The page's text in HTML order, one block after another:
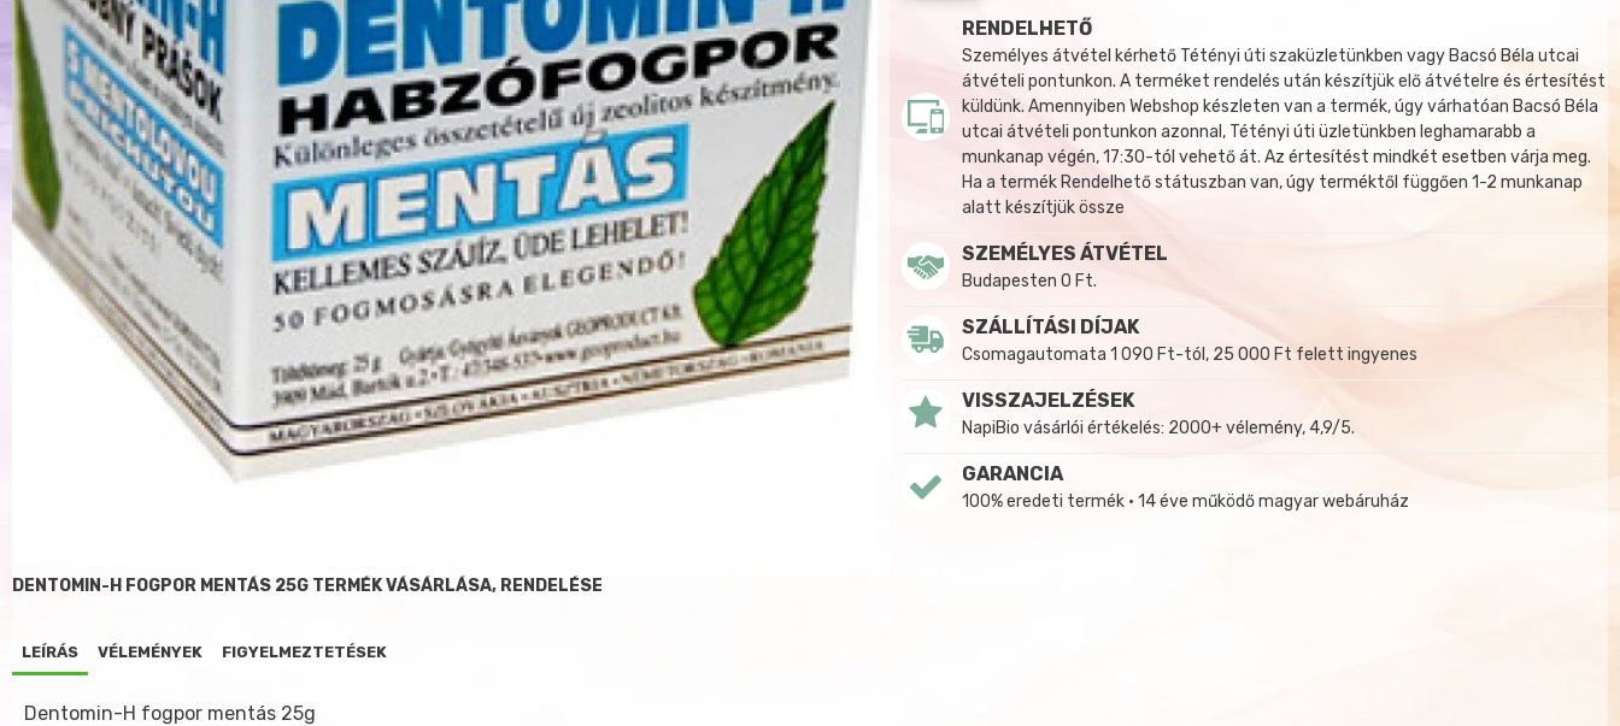
RENDELHETŐ
Személyes átvétel kérhető Tétényi úti szaküzletünkben vagy Bacsó Béla utcai
átvételi pontunkon. A terméket rendelés után készítjük elő átvételre és értesítést
küldünk. Amennyiben Webshop készleten van a termék, úgy várhatóan Bacsó Béla
utcai átvételi pontunkon azonnal, Tétényi úti üzletünkben leghamarabb a
munkanap végén, 17:30-tól vehető át. Az értesítést mindkét esetben várja meg.
Ha a termék Rendelhető státuszban van, úgy terméktől függően 1-2 munkanap
alatt készítjük össze
SZEMÉLYES ÁTVÉTEL
Budapesten 0 Ft.
SZÁLLÍTÁSI DÍJAK
Csomagautomata 1 090 Ft-tól, 25 000 Ft felett ingyenes
VISSZAJELZÉSEK
NapiBio vásárlói értékelés: 2000+ vélemény, 4,9/5.
GARANCIA
100% eredeti termék • 14 éve működő magyar webáruház
DENTOMIN-H FOGPOR MENTÁS 25G TERMÉK VÁSÁRLÁSA, RENDELÉSE
LEÍRÁS VÉLEMÉNYEK FIGYELMEZTETÉSEK
Dentomin-H fogpor mentás 25g